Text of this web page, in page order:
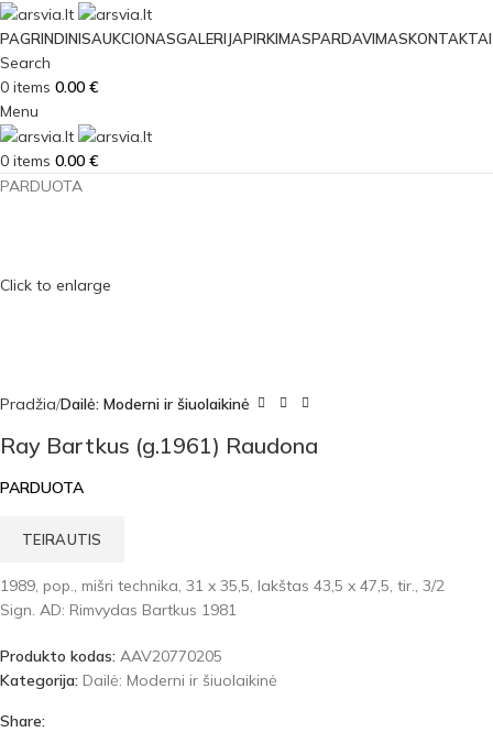
PAGRINDINISAUKCIONASGALERIJAPIRKIMASPARDAVIMASKONTAKTAI
Search
0 items 0.00 €
Menu
0 items 0.00 €
PARDUOTA
Click to enlarge
Pradžia Dailė: Moderni ir šiuolaikinė
Ray Bartkus (g.1961) Raudona
PARDUOTA
TEIRAUTIS
1989, pop., mišri technika, 31 x 35,5, lakštas 43,5 x 47,5, tir., 3/2
Sign. AD: Rimvydas Bartkus 1981
Produkto kodas: AAV20770205
Kategorija: Dailė: Moderni ir šiuolaikinė
Share: